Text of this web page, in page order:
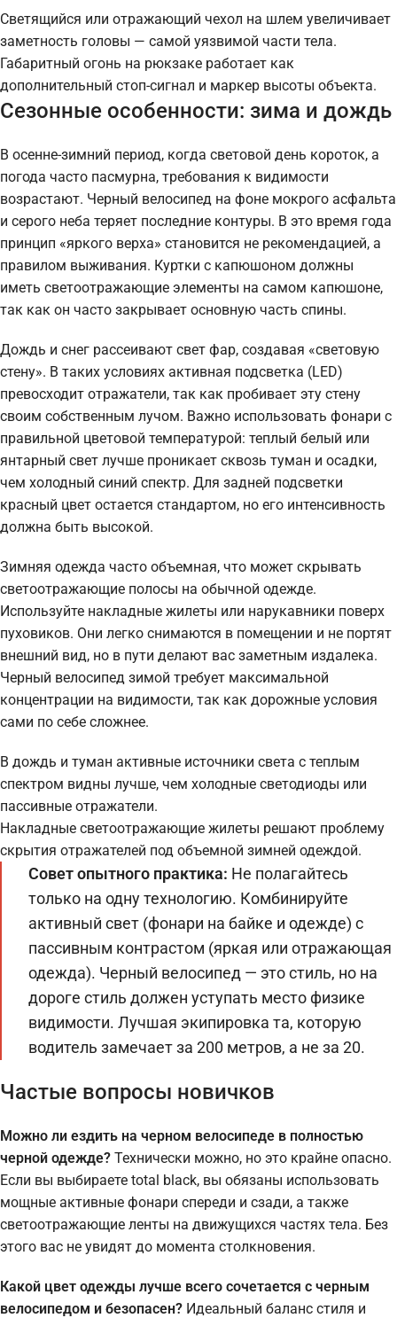
Светящийся или отражающий чехол на шлем увеличивает
заметность головы — самой уязвимой части тела.
Габаритный огонь на рюкзаке работает как
дополнительный стоп-сигнал и маркер высоты объекта.
Сезонные особенности: зима и дождь
В осенне-зимний период, когда световой день короток, а
погода часто пасмурна, требования к видимости
возрастают. Черный велосипед на фоне мокрого асфальта
и серого неба теряет последние контуры. В это время года
принцип «яркого верха» становится не рекомендацией, а
правилом выживания. Куртки с капюшоном должны
иметь светоотражающие элементы на самом капюшоне,
так как он часто закрывает основную часть спины.
Дождь и снег рассеивают свет фар, создавая «световую
стену». В таких условиях активная подсветка (LED)
превосходит отражатели, так как пробивает эту стену
своим собственным лучом. Важно использовать фонари с
правильной цветовой температурой: теплый белый или
янтарный свет лучше проникает сквозь туман и осадки,
чем холодный синий спектр. Для задней подсветки
красный цвет остается стандартом, но его интенсивность
должна быть высокой.
Зимняя одежда часто объемная, что может скрывать
светоотражающие полосы на обычной одежде.
Используйте накладные жилеты или нарукавники поверх
пуховиков. Они легко снимаются в помещении и не портят
внешний вид, но в пути делают вас заметным издалека.
Черный велосипед зимой требует максимальной
концентрации на видимости, так как дорожные условия
сами по себе сложнее.
В дождь и туман активные источники света с теплым
спектром видны лучше, чем холодные светодиоды или
пассивные отражатели.
Накладные светоотражающие жилеты решают проблему
скрытия отражателей под объемной зимней одеждой.
Совет опытного практика: Не полагайтесь
только на одну технологию. Комбинируйте
активный свет (фонари на байке и одежде) с
пассивным контрастом (яркая или отражающая
одежда). Черный велосипед — это стиль, но на
дороге стиль должен уступать место физике
видимости. Лучшая экипировка та, которую
водитель замечает за 200 метров, а не за 20.
Частые вопросы новичков
Можно ли ездить на черном велосипеде в полностью
черной одежде? Технически можно, но это крайне опасно.
Если вы выбираете total black, вы обязаны использовать
мощные активные фонари спереди и сзади, а также
светоотражающие ленты на движущихся частях тела. Без
этого вас не увидят до момента столкновения.
Какой цвет одежды лучше всего сочетается с черным
велосипедом и безопасен? Идеальный баланс стиля и